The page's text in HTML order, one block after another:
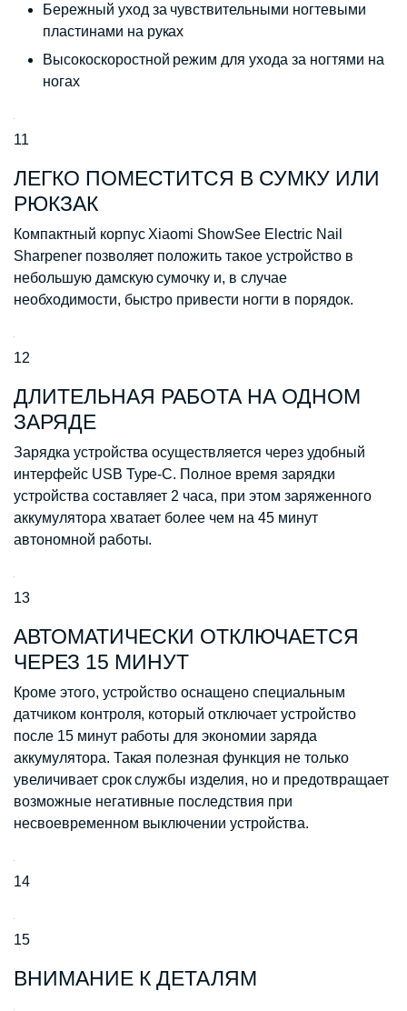
Бережный уход за чувствительными ногтевыми
пластинами на руках
Высокоскоростной режим для ухода за ногтями на
ногах
11
ЛЕГКО ПОМЕСТИТСЯ В СУМКУ ИЛИ
РЮКЗАК
Компактный корпус Xiaomi ShowSee Electric Nail
Sharpener позволяет положить такое устройство в
небольшую дамскую сумочку и, в случае
необходимости, быстро привести ногти в порядок.
12
ДЛИТЕЛЬНАЯ РАБОТА НА ОДНОМ
ЗАРЯДЕ
Зарядка устройства осуществляется через удобный
интерфейс USB Type-C. Полное время зарядки
устройства составляет 2 часа, при этом заряженного
аккумулятора хватает более чем на 45 минут
автономной работы.
13
АВТОМАТИЧЕСКИ ОТКЛЮЧАЕТСЯ
ЧЕРЕЗ 15 МИНУТ
Кроме этого, устройство оснащено специальным
датчиком контроля, который отключает устройство
после 15 минут работы для экономии заряда
аккумулятора. Такая полезная функция не только
увеличивает срок службы изделия, но и предотвращает
возможные негативные последствия при
несвоевременном выключении устройства.
14
15
ВНИМАНИЕ К ДЕТАЛЯМ